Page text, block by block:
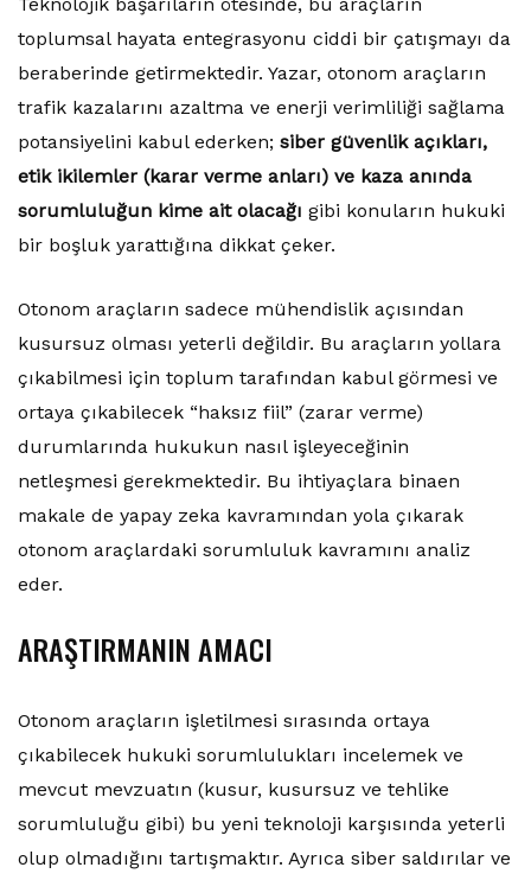
toplumsal hayata entegrasyonu ciddi bir çatışmayı da
beraberinde getirmektedir. Yazar, otonom araçların
trafik kazalarını azaltma ve enerji verimliliği sağlama
potansiyelini kabul ederken; siber güvenlik açıkları,
etik ikilemler (karar verme anları) ve kaza anında
sorumluluğun kime ait olacağı gibi konuların hukuki
bir boşluk yarattığına dikkat çeker.
Otonom araçların sadece mühendislik açısından
kusursuz olması yeterli değildir. Bu araçların yollara
çıkabilmesi için toplum tarafından kabul görmesi ve
ortaya çıkabilecek “haksız fiil” (zarar verme)
durumlarında hukukun nasıl işleyeceğinin
netleşmesi gerekmektedir. Bu ihtiyaçlara binaen
makale de yapay zeka kavramından yola çıkarak
otonom araçlardaki sorumluluk kavramını analiz
eder.
ARAŞTIRMANIN AMACI
Otonom araçların işletilmesi sırasında ortaya
çıkabilecek hukuki sorumlulukları incelemek ve
mevcut mevzuatın (kusur, kusursuz ve tehlike
sorumluluğu gibi) bu yeni teknoloji karşısında yeterli
olup olmadığını tartışmaktır. Ayrıca siber saldırılar ve